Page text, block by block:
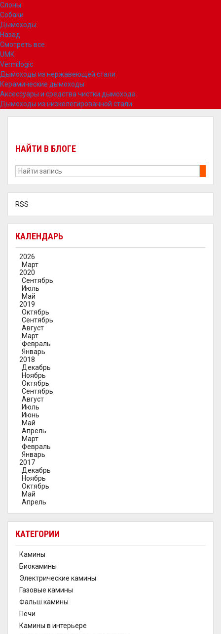
Слоны
Собаки
Дымоходы
Назад
Смотреть все
UMK
Vermilogic
Дымоходы из нержавеющей стали
Керамические дымоходы
Аксессуары и средства чистки дымохода
Дымоходы из низколегированной стали
НАЙТИ В БЛОГЕ
RSS
КАЛЕНДАРЬ
2026
Март
2020
Сентябрь
Июль
Май
2019
Октябрь
Сентябрь
Август
Март
Февраль
Январь
2018
Декабрь
Ноябрь
Октябрь
Сентябрь
Август
Июль
Июнь
Май
Апрель
Март
Февраль
Январь
2017
Декабрь
Ноябрь
Октябрь
Май
Апрель
КАТЕГОРИИ
Камины
Биокамины
Электрические камины
Газовые камины
Фальш камины
Печи
Камины в интерьере